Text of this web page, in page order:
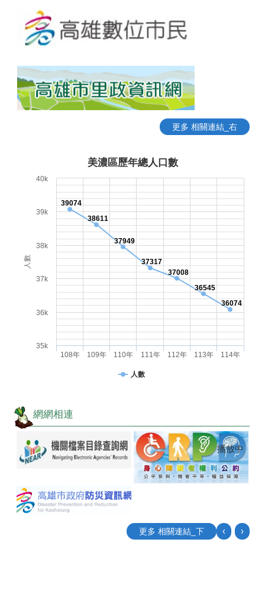
更多 相關連結_右
人數
美濃區歷年總人口數
39074
38611
37949
37317
37008
36545
36074
人數
108年 109年 110年 111年 112年 113年 114年
35k
36k
37k
38k
39k
40k
播放中
網網相連
更多 相關連結_下 ‹
›